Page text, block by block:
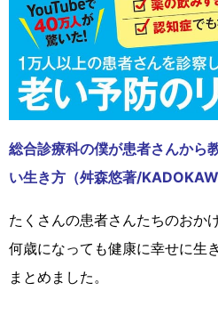
総合診療科の僕が患者さんから
い生き方（舛森悠著/
たくさんの患者さんたちのおか
何歳になっても健康に幸せに生
まとめました。